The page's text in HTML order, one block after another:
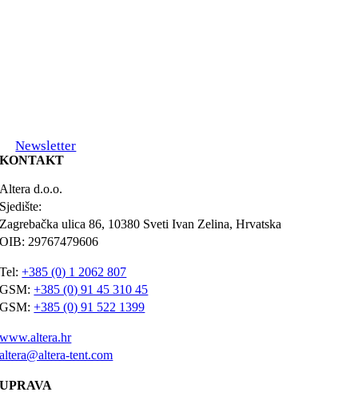
Newsletter
KONTAKT
Altera d.o.o.
Sjedište:
Zagrebačka ulica 86, 10380 Sveti Ivan Zelina, Hrvatska
OIB: 29767479606
Tel:+385 (0) 1 2062 807
GSM:+385 (0) 91 45 310 45
GSM:+385 (0) 91 522 1399
www.altera.hr
altera@altera-tent.com
UPRAVA